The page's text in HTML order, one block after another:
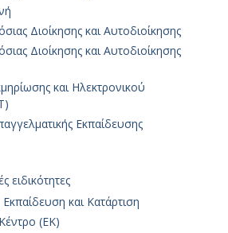
Διοίκησης και Αυτοδιοίκησης
Διοίκησης και Αυτοδιοίκησης
και Ηλεκτρονικού
Εκπαίδευσης
ειδικότητες
και Κατάρτιση
(ΕΚ)